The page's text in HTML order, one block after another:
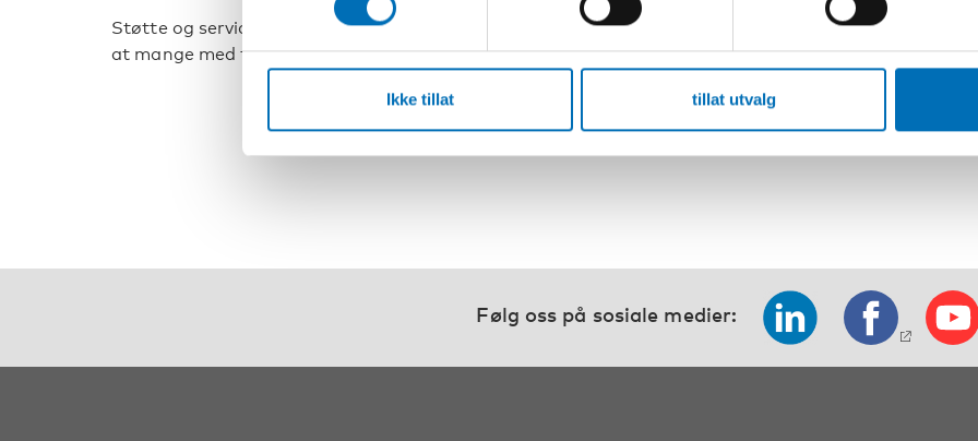
Ikke tillat tillat utvalg
Støtte og service er en viktig forutsetning for
at mange med funksjonshemming s [...]
Følg oss på sosiale medier: